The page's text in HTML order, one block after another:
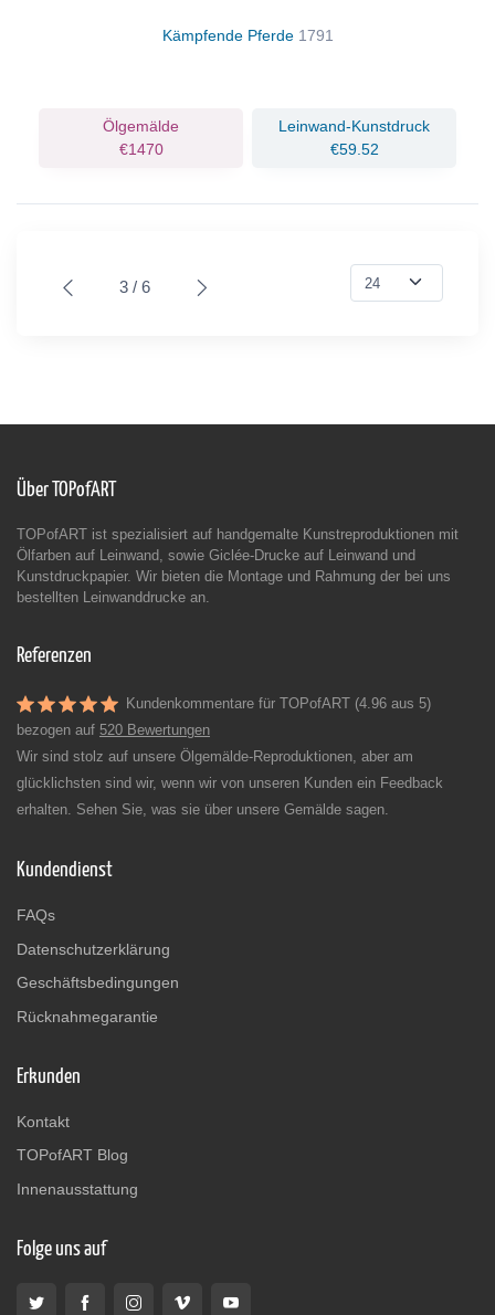
Kämpfende Pferde 1791
Ölgemälde
€1470
Leinwand-Kunstdruck
€59.52
3 / 6
Über TOPofART
TOPofART ist spezialisiert auf handgemalte Kunstreproduktionen mit
Ölfarben auf Leinwand, sowie Giclée-Drucke auf Leinwand und
Kunstdruckpapier. Wir bieten die Montage und Rahmung der bei uns
bestellten Leinwanddrucke an.
Referenzen
Kundenkommentare für TOPofART (4.96 aus 5)
bezogen auf 520 Bewertungen
Wir sind stolz auf unsere Ölgemälde-Reproduktionen, aber am
glücklichsten sind wir, wenn wir von unseren Kunden ein Feedback
erhalten. Sehen Sie, was sie über unsere Gemälde sagen.
Kundendienst
FAQs
Datenschutzerklärung
Geschäftsbedingungen
Rücknahmegarantie
Erkunden
Kontakt
TOPofART Blog
Innenausstattung
Folge uns auf